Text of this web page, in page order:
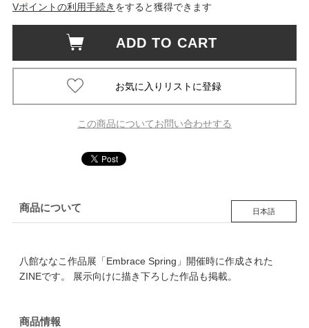
Vポイントの利用手続き をすると獲得できます
ADD TO CART
この商品についてお問い合わせする
商品について 日本語
八館ななこ作品展「Embrace Spring」開催時に作成された
ZINEです。 展示向けに描き下ろした作品も掲載。
商品情報